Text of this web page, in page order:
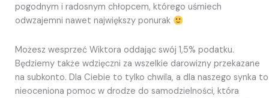
pogodnym i radosnym chłopcem, którego uśmiech
odwzajemni nawet największy ponurak
Możesz wesprzeć Wiktora oddając swój 1,5% podatku.
Będziemy także wdzięczni za wszelkie darowizny przekazane
na subkonto. Dla Ciebie to tylko chwila, a dla naszego synka to
nieoceniona pomoc w drodze do samodzielności, która